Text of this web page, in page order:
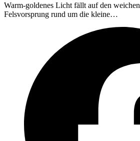
Warm-goldenes Licht fällt auf den
Felsvorsprung rund um die kleine…